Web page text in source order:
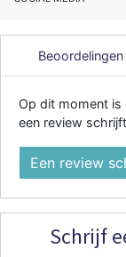
Beoordelingen
Op dit moment is
een review
Een review
Schrijf